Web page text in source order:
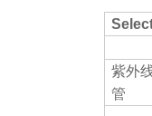
紫外
管